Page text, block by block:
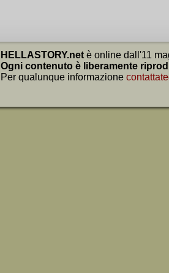
HELLASTORY.net è online dall'11
Ogni contenuto è liberamente
Per qualunque informazione